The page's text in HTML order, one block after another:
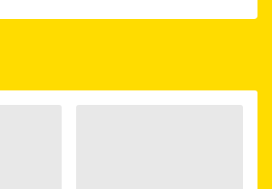
Suchergebnisse können Sie sich
finden Sie alleÖffnungszeiten.
können.